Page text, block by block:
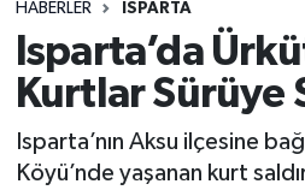
HABERLER ISPARTA
Isparta’da
Kurtlar Sürüye
Isparta’nın Aksu ilçesine
Köyü’nde yaşanan kurt
Esnaf Diyor ki;
ASAYİŞ
BİLİM VE TEKNOLOJİ
Isparta Trafik Yoğunluk
Süper Lig Puan Durumu
Tüm Manşetler